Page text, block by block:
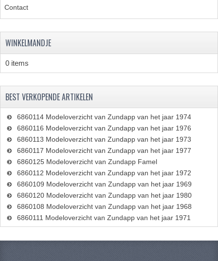
Contact
WINKELMANDJE
0 items
BEST VERKOPENDE ARTIKELEN
6860114 Modeloverzicht van Zundapp van het jaar 1974
6860116 Modeloverzicht van Zundapp van het jaar 1976
6860113 Modeloverzicht van Zundapp van het jaar 1973
6860117 Modeloverzicht van Zundapp van het jaar 1977
6860125 Modeloverzicht van Zundapp Famel
6860112 Modeloverzicht van Zundapp van het jaar 1972
6860109 Modeloverzicht van Zundapp van het jaar 1969
6860120 Modeloverzicht van Zundapp van het jaar 1980
6860108 Modeloverzicht van Zundapp van het jaar 1968
6860111 Modeloverzicht van Zundapp van het jaar 1971